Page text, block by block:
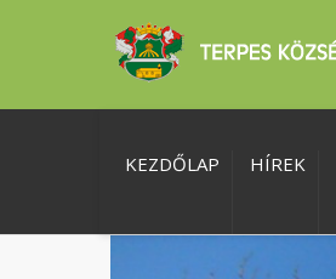
KEZDŐLAP HÍREK